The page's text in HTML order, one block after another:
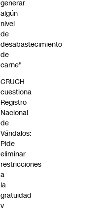
generar
algún
nivel
de
desabastecimiento
de
carne"
CRUCH
cuestiona
Registro
Nacional
de
Vándalos:
Pide
eliminar
restricciones
a
la
gratuidad
y